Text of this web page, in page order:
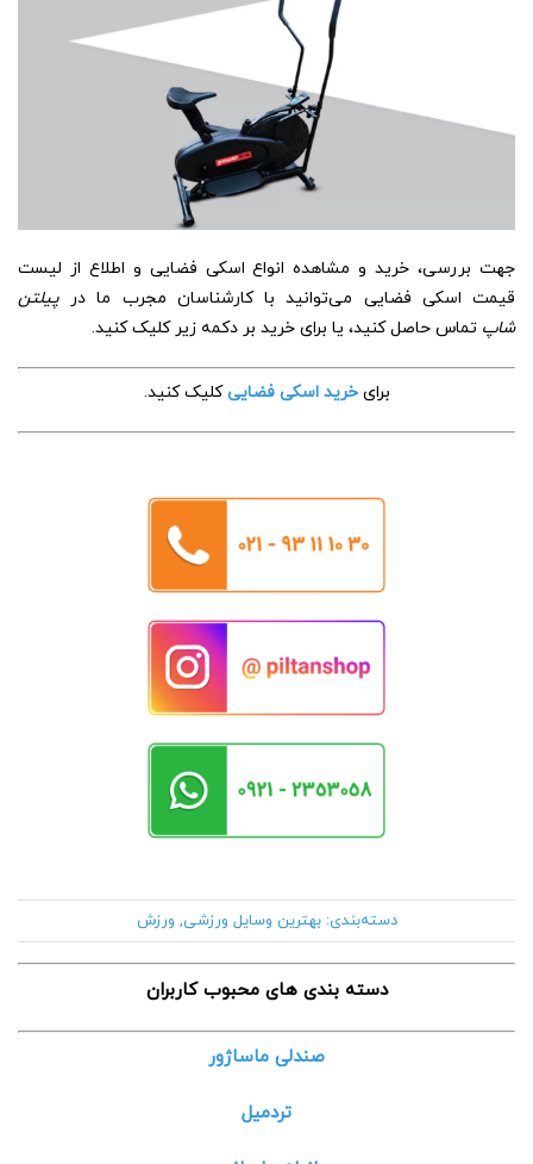
جهت بررسی، خرید و مشاهده انواع اسکی فضایی و اطلاع از لیست
قیمت اسکی فضایی می‌توانید با کارشناسان مجرب ما در پیلتن
شاپ تماس حاصل کنید، یا برای خرید بر دکمه زیر کلیک کنید.
برایخرید اسکی فضاییکلیک کنید.
دسته‌بندی:بهترین وسایل ورزشی, ورزش
دسته بندی های محبوب کاربران
صندلی ماساژور
تردمیل